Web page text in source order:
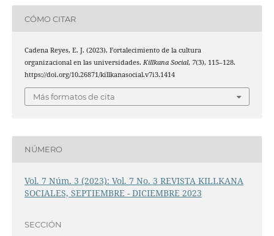
CÓMO CITAR
Cadena Reyes, E. J. (2023). Fortalecimiento de la cultura
organizacional en las universidades. Killkana Social, 7(3), 115–128.
https://doi.org/10.26871/killkanasocial.v7i3.1414
Más formatos de cita
NÚMERO
Vol. 7 Núm. 3 (2023): Vol. 7 No. 3 REVISTA KILLKANA
SOCIALES, SEPTIEMBRE - DICIEMBRE 2023
SECCIÓN